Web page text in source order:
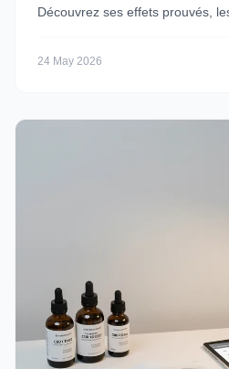
Découvrez ses effets prouvés,
24 May 2026